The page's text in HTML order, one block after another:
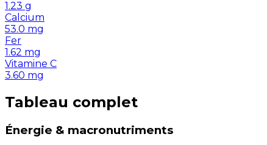
1.23 g
Calcium
53.0 mg
Fer
1.62 mg
Vitamine C
3.60 mg
Tableau complet
Énergie & macronutriments